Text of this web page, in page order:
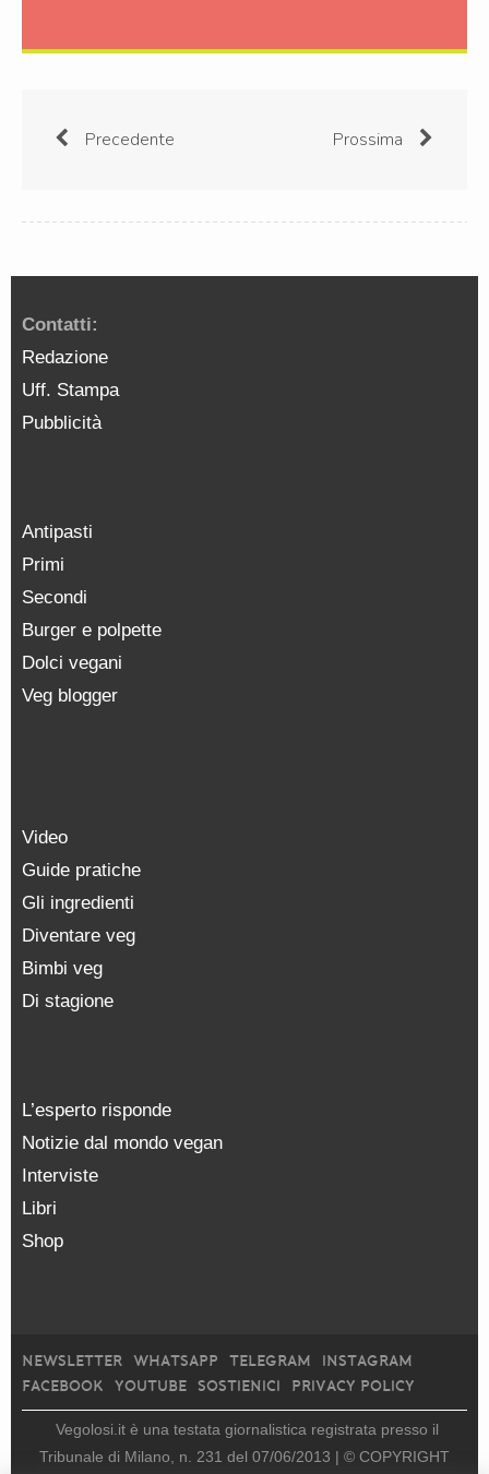
Precedente Prossima
Contatti:
Redazione
Uff. Stampa
Pubblicità
Antipasti
Primi
Secondi
Burger e polpette
Dolci vegani
Veg blogger
Video
Guide pratiche
Gli ingredienti
Diventare veg
Bimbi veg
Di stagione
L’esperto risponde
Notizie dal mondo vegan
Interviste
Libri
Shop
NEWSLETTER WHATSAPP TELEGRAM
INSTAGRAM
FACEBOOK
YOUTUBE SOSTIENICI PRIVACY POLICY
Vegolosi.it è una testata giornalistica registrata presso il
Tribunale di Milano, n. 231 del 07/06/2013 | © COPYRIGHT